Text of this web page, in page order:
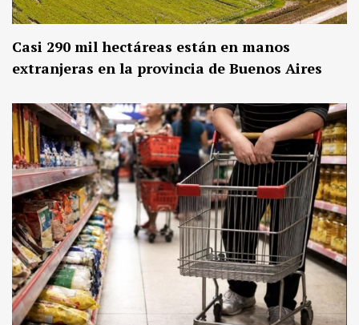
Casi 290 mil hectáreas están en manos
extranjeras en la provincia de Buenos Aires